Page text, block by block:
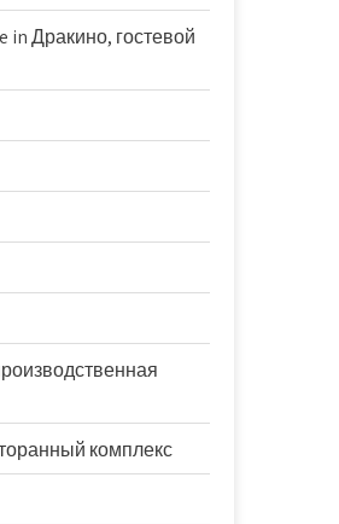
in Дракино, гостевой
комплекс